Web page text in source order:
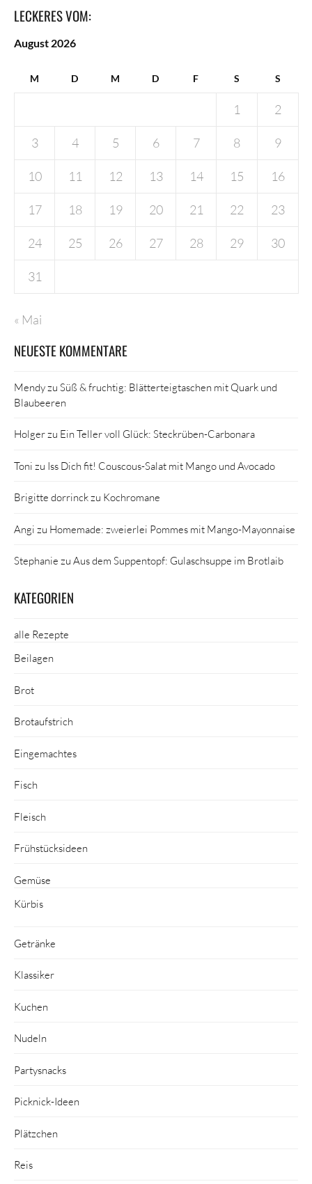
LECKERES VOM:
August 2026
M D M D F S S
1 2
3 4 5 6 7 8 9
10 11 12 13 14 15 16
17 18 19 20 21 22 23
24 25 26 27 28 29 30
31
« Mai
NEUESTE KOMMENTARE
Mendyzu Süß & fruchtig: Blätterteigtaschen mit Quark und
Blaubeeren
Holgerzu Ein Teller voll Glück: Steckrüben-Carbonara
Toni zu Iss Dich fit! Couscous-Salat mit Mango und Avocado
Brigitte dorrinckzu Kochromane
Angi zu Homemade: zweierlei Pommes mit Mango-Mayonnaise
Stephanie zu Aus dem Suppentopf: Gulaschsuppe im Brotlaib
KATEGORIEN
alle Rezepte
Beilagen
Brot
Brotaufstrich
Eingemachtes
Fisch
Fleisch
Frühstücksideen
Gemüse
Kürbis
Getränke
Klassiker
Kuchen
Nudeln
Partysnacks
Picknick-Ideen
Plätzchen
Reis